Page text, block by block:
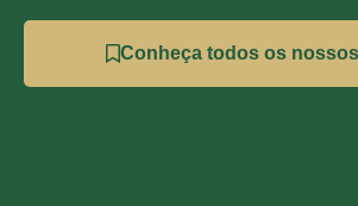
Conheça todos os